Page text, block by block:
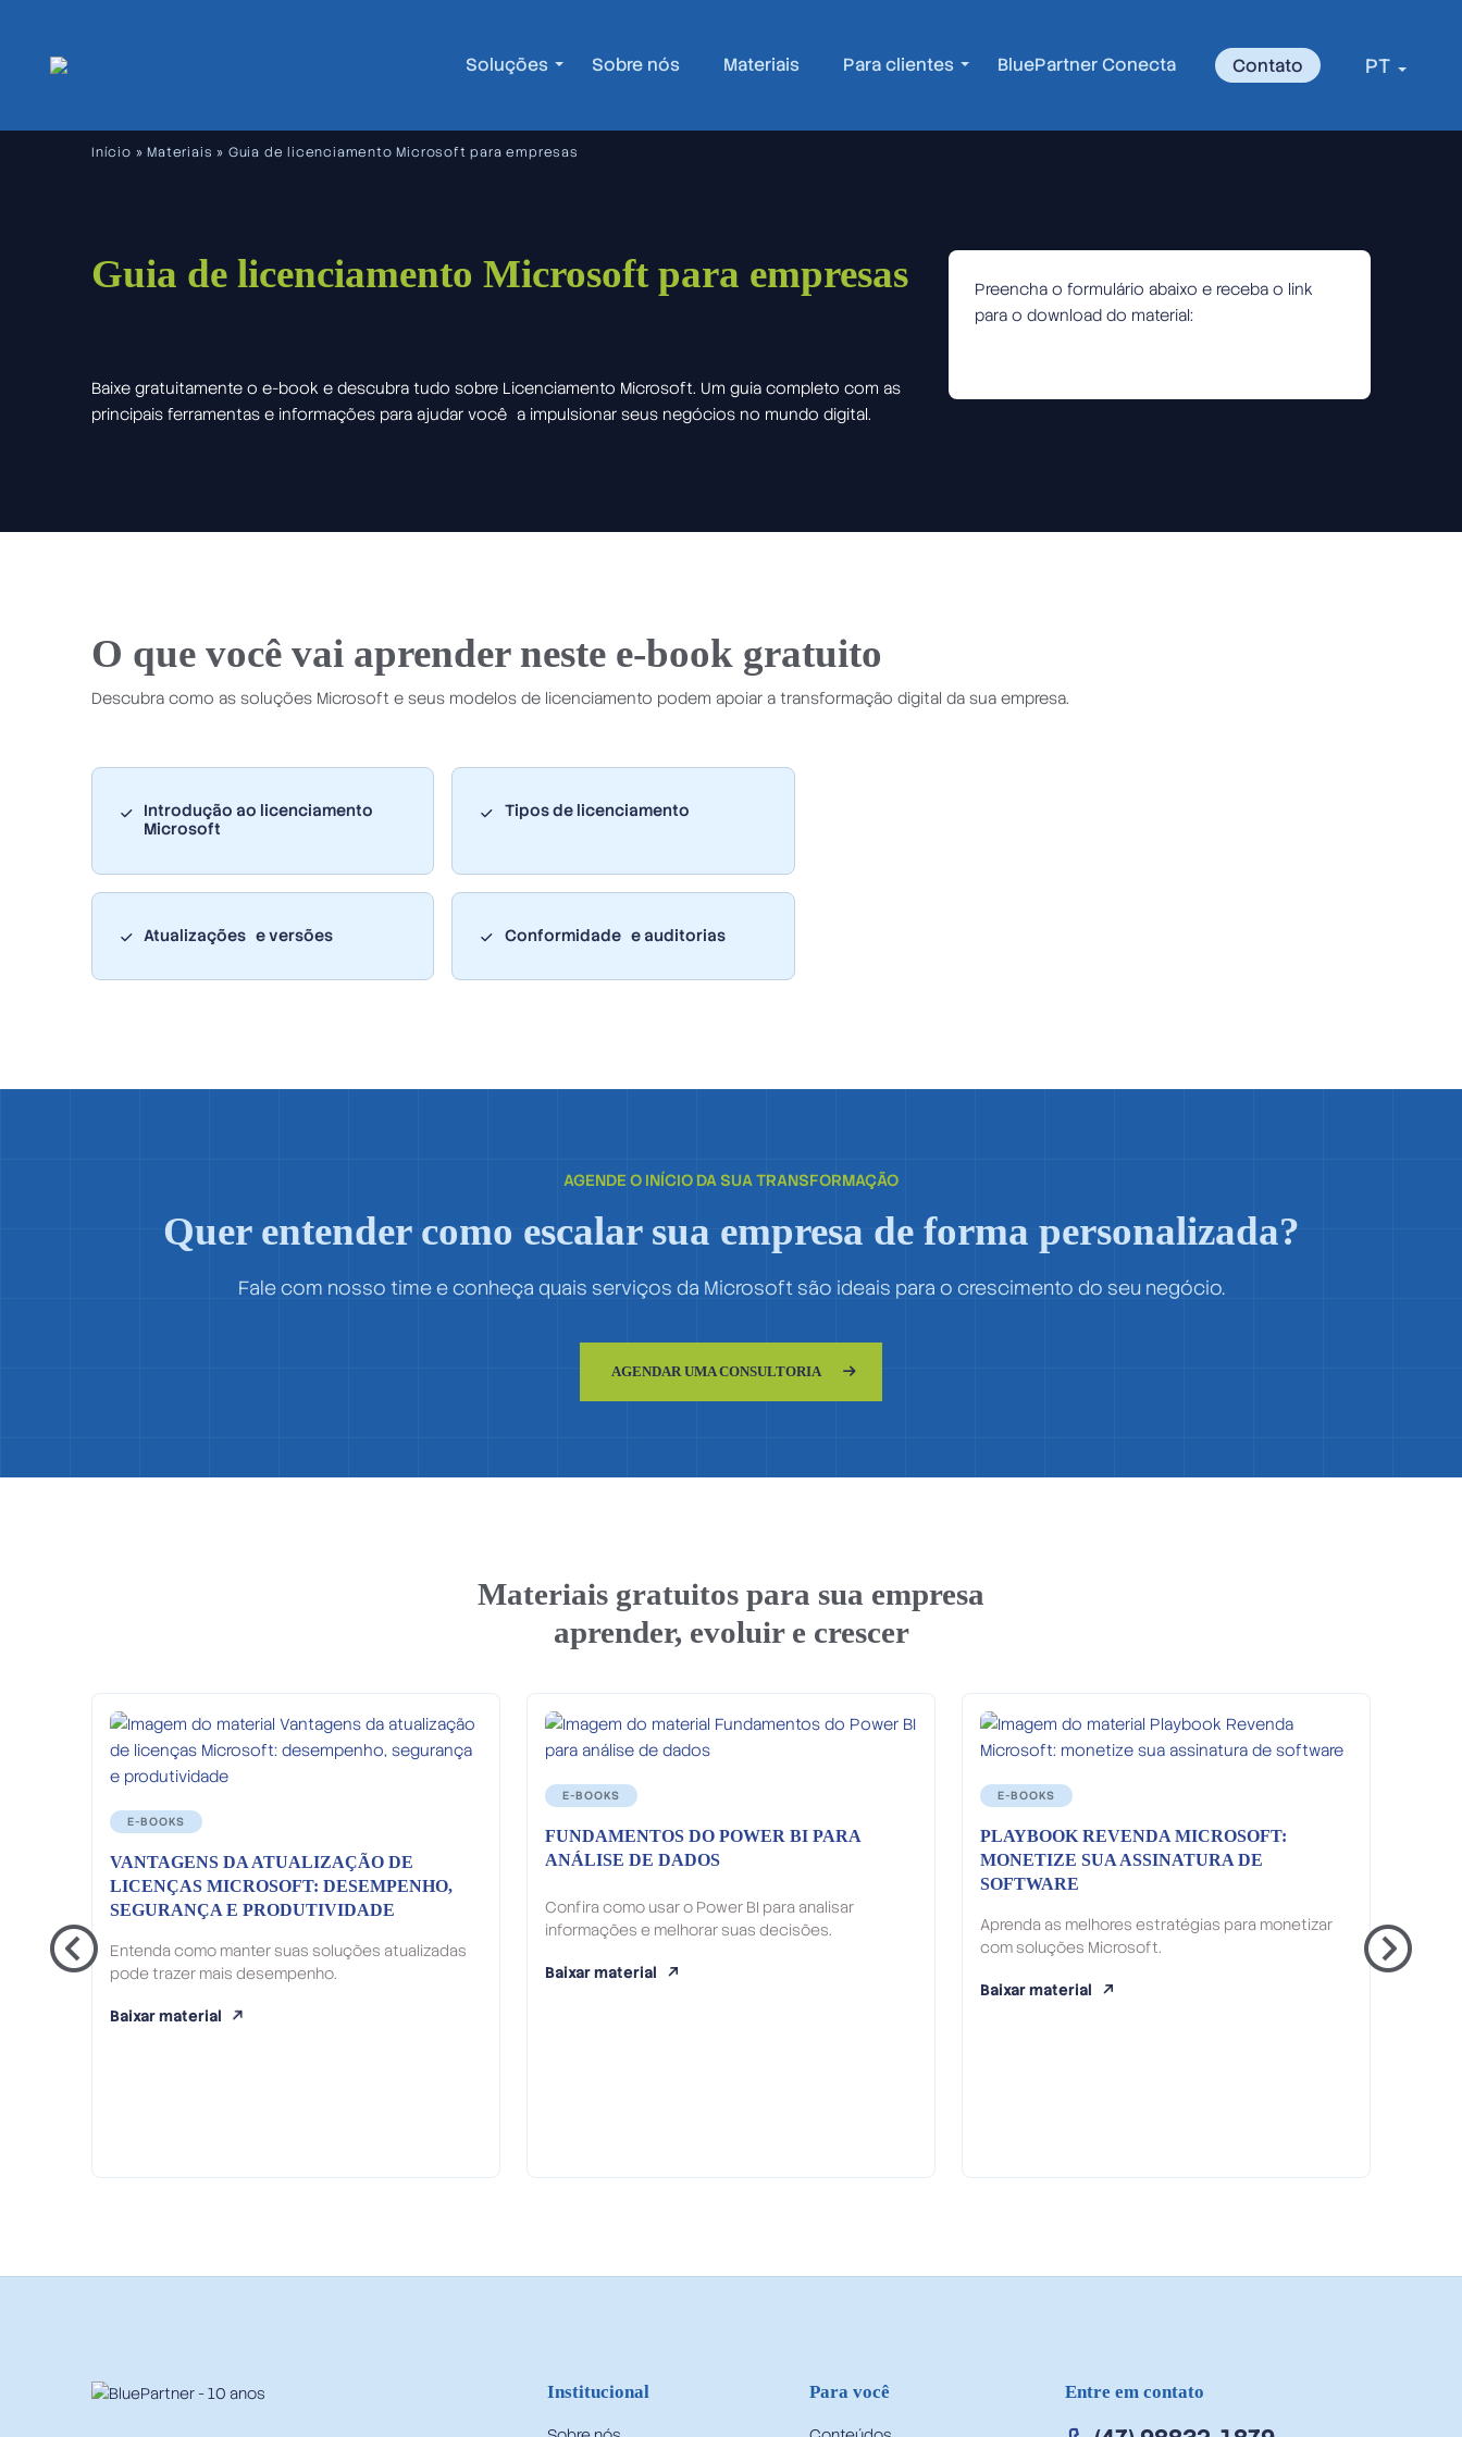
Soluções Sobre nós Materiais Para clientes BluePartner Conecta Contato PT
Início »Materiais » Guia de licenciamento Microsoft para empresas
Guia de licenciamento Microsoft para empresas
Baixe gratuitamente o e-book e descubra tudo sobre Licenciamento Microsoft. Um guia completo com as
principais ferramentas e informações para ajudar você a impulsionar seus negócios no mundo digital.
Preencha o formulário abaixo e receba o link
para o download do material:
O que você vai aprender neste e-book gratuito
Descubra como as soluções Microsoft e seus modelos de licenciamento podem apoiar a transformação digital da sua empresa.
Introdução ao licenciamento
Microsoft
Tipos de licenciamento
Atualizações e versões Conformidade e auditorias
AGENDE O INÍCIO DA SUA TRANSFORMAÇÃO
Quer entender como escalar sua empresa de forma personalizada?
Fale com nosso time e conheça quais serviços da Microsoft são ideais para o crescimento do seu negócio.
AGENDAR UMA CONSULTORIA
Materiais gratuitos para sua empresa
aprender, evoluir e crescer
E-BOOKS
VANTAGENS DA ATUALIZAÇÃO DE
LICENÇAS MICROSOFT: DESEMPENHO,
SEGURANÇA E PRODUTIVIDADE
Entenda como manter suas soluções atualizadas
pode trazer mais desempenho.
Baixar material
E-BOOKS
FUNDAMENTOS DO POWER BI PARA
ANÁLISE DE DADOS
Confira como usar o Power BI para analisar
informações e melhorar suas decisões.
Baixar material
E-BOOKS
PLAYBOOK REVENDA MICROSOFT:
MONETIZE SUA ASSINATURA DE
SOFTWARE
Aprenda as melhores estratégias para monetizar
com soluções Microsoft.
Baixar material
Institucional Para você Entre em contato